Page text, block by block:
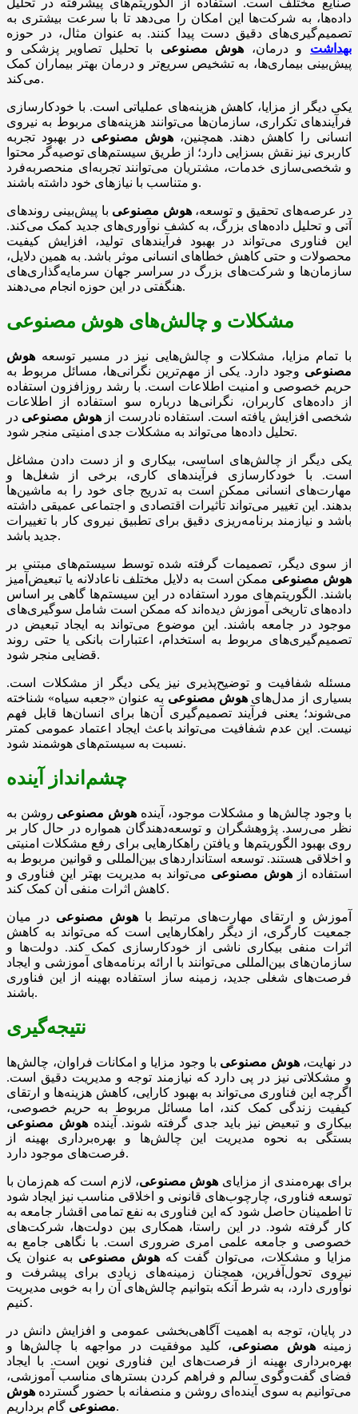
صنایع مختلف است. استفاده از الگوریتم‌های پیشرفته در تحلیل
داده‌ها، به شرکت‌ها این امکان را می‌دهد تا با سرعت بیشتری به
تصمیم‌گیری‌های دقیق دست پیدا کنند. به عنوان مثال، در حوزه
بهداشت و درمان، هوش مصنوعی با تحلیل تصاویر پزشکی و
پیش‌بینی بیماری‌ها، به تشخیص سریع‌تر و درمان بهتر بیماران کمک
می‌کند.
یکی دیگر از مزایا، کاهش هزینه‌های عملیاتی است. با خودکارسازی
فرآیندهای تکراری، سازمان‌ها می‌توانند هزینه‌های مربوط به نیروی
انسانی را کاهش دهند. همچنین، هوش مصنوعی در بهبود تجربه
کاربری نیز نقش بسزایی دارد؛ از طریق سیستم‌های توصیه‌گر محتوا
و شخصی‌سازی خدمات، مشتریان می‌توانند تجربه‌ای منحصربه‌فرد
و متناسب با نیازهای خود داشته باشند.
در عرصه‌های تحقیق و توسعه،هوش مصنوعی با پیش‌بینی روندهای
آتی و تحلیل داده‌های بزرگ، به کشف نوآوری‌های جدید کمک می‌کند.
این فناوری می‌تواند در بهبود فرآیندهای تولید، افزایش کیفیت
محصولات و حتی کاهش خطاهای انسانی موثر باشد. به همین دلایل،
سازمان‌ها و شرکت‌های بزرگ در سراسر جهان سرمایه‌گذاری‌های
هنگفتی در این حوزه انجام می‌دهند.
مشکلات و چالش‌های هوش مصنوعی
با تمام مزایا، مشکلات و چالش‌هایی نیز در مسیر توسعه هوش
مصنوعی وجود دارد. یکی از مهم‌ترین نگرانی‌ها، مسائل مربوط به
حریم خصوصی و امنیت اطلاعات است. با رشد روزافزون استفاده
از داده‌های کاربران، نگرانی‌ها درباره سو استفاده از اطلاعات
شخصی افزایش یافته است. استفاده نادرست ازهوش مصنوعی در
تحلیل داده‌ها می‌تواند به مشکلات جدی امنیتی منجر شود.
یکی دیگر از چالش‌های اساسی، بیکاری و از دست دادن مشاغل
است. با خودکارسازی فرآیندهای کاری، برخی از شغل‌ها و
مهارت‌های انسانی ممکن است به تدریج جای خود را به ماشین‌ها
بدهند. این تغییر می‌تواند تأثیرات اقتصادی و اجتماعی عمیقی داشته
باشد و نیازمند برنامه‌ریزی دقیق برای تطبیق نیروی کار با تغییرات
جدید باشد.
از سوی دیگر، تصمیمات گرفته شده توسط سیستم‌های مبتنی بر
هوش مصنوعی ممکن است به دلایل مختلف ناعادلانه یا تبعیض‌آمیز
باشند. الگوریتم‌های مورد استفاده در این سیستم‌ها گاهی بر اساس
داده‌های تاریخی آموزش دیده‌اند که ممکن است شامل سوگیری‌های
موجود در جامعه باشند. این موضوع می‌تواند به ایجاد تبعیض در
تصمیم‌گیری‌های مربوط به استخدام، اعتبارات بانکی یا حتی روند
قضایی منجر شود.
مسئله شفافیت و توضیح‌پذیری نیز یکی دیگر از مشکلات است.
بسیاری از مدل‌هایهوش مصنوعی به عنوان «جعبه سیاه» شناخته
می‌شوند؛ یعنی فرآیند تصمیم‌گیری آن‌ها برای انسان‌ها قابل فهم
نیست. این عدم شفافیت می‌تواند باعث ایجاد اعتماد عمومی کمتر
نسبت به سیستم‌های هوشمند شود.
چشم‌انداز آینده
با وجود چالش‌ها و مشکلات موجود، آینده هوش مصنوعی روشن به
نظر می‌رسد. پژوهشگران و توسعه‌دهندگان همواره در حال کار بر
روی بهبود الگوریتم‌ها و یافتن راهکارهایی برای رفع مشکلات امنیتی
و اخلاقی هستند. توسعه استانداردهای بین‌المللی و قوانین مربوط به
استفاده ازهوش مصنوعی می‌تواند به مدیریت بهتر این فناوری و
کاهش اثرات منفی آن کمک کند.
آموزش و ارتقای مهارت‌های مرتبط باهوش مصنوعی در میان
جمعیت کارگری، از دیگر راهکارهایی است که می‌تواند به کاهش
اثرات منفی بیکاری ناشی از خودکارسازی کمک کند. دولت‌ها و
سازمان‌های بین‌المللی می‌توانند با ارائه برنامه‌های آموزشی و ایجاد
فرصت‌های شغلی جدید، زمینه ساز استفاده بهینه از این فناوری
باشند.
نتیجه‌گیری
در نهایت،هوش مصنوعی با وجود مزایا و امکانات فراوان، چالش‌ها
و مشکلاتی نیز در پی دارد که نیازمند توجه و مدیریت دقیق است.
اگرچه این فناوری می‌تواند به بهبود کارایی، کاهش هزینه‌ها و ارتقای
کیفیت زندگی کمک کند، اما مسائل مربوط به حریم خصوصی،
بیکاری و تبعیض نیز باید جدی گرفته شوند. آیندههوش مصنوعی
بستگی به نحوه مدیریت این چالش‌ها و بهره‌برداری بهینه از
فرصت‌های موجود دارد.
برای بهره‌مندی از مزایای هوش مصنوعی، لازم است که هم‌زمان با
توسعه فناوری، چارچوب‌های قانونی و اخلاقی مناسب نیز ایجاد شود
تا اطمینان حاصل شود که این فناوری به نفع تمامی اقشار جامعه به
کار گرفته شود. در این راستا، همکاری بین دولت‌ها، شرکت‌های
خصوصی و جامعه علمی امری ضروری است. با نگاهی جامع به
مزایا و مشکلات، می‌توان گفت کههوش مصنوعی به عنوان یک
نیروی تحول‌آفرین، همچنان زمینه‌های زیادی برای پیشرفت و
نوآوری دارد، به شرط آنکه بتوانیم چالش‌های آن را به خوبی مدیریت
کنیم.
در پایان، توجه به اهمیت آگاهی‌بخشی عمومی و افزایش دانش در
زمینههوش مصنوعی، کلید موفقیت در مواجهه با چالش‌ها و
بهره‌برداری بهینه از فرصت‌های این فناوری نوین است. با ایجاد
فضای گفت‌وگوی سالم و فراهم کردن بسترهای مناسب آموزشی،
می‌توانیم به سوی آینده‌ای روشن و منصفانه با حضور گسترده هوش
مصنوعیگام برداریم.